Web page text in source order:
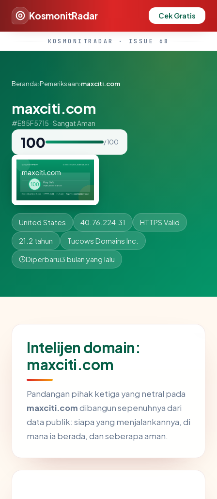
KosmonitRadar Cek Gratis
KOSMONITRADAR · ISSUE 68
Beranda›Pemeriksaan›maxciti.com
maxciti.com
#E85F5715 · Sangat Aman
100 / 100
United States 40.76.224.31 HTTPS Valid
21.2 tahun Tucows Domains Inc.
Diperbarui3 bulan yang lalu
Intelijen domain:
maxciti.com
Pandangan pihak ketiga yang netral pada
maxciti.comdibangun sepenuhnya dari
data publik: siapa yang menjalankannya, di
mana ia berada, dan seberapa aman.